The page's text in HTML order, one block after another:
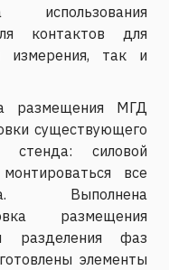
использования
контактов для
измерения, так и
размещения МГД
существующего
стенда: силовой
все
Выполнена
размещения
разделения фаз
элементы